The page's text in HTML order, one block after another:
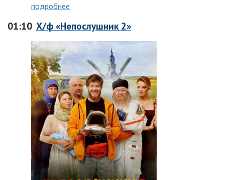
подробнее
01:10 Х/ф «Непослушник 2»